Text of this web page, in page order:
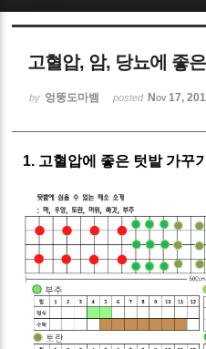
고혈압, 암, 당뇨에 좋
by 엉뚱도마뱀 posted Nov 17,
1. 고혈압에 좋은 텃밭 가꾸기
Sketchbook5,
Sketchbook5,